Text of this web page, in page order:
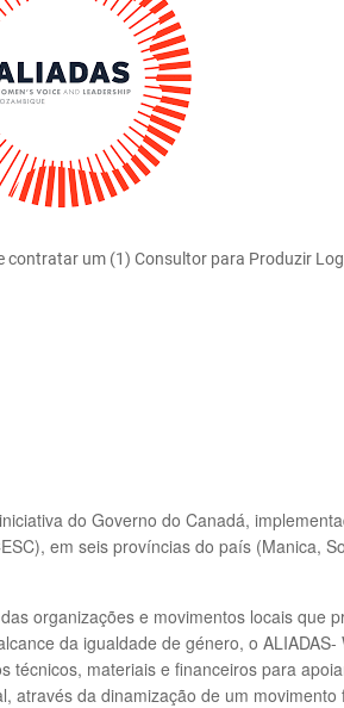
contratar um (1) Consultor para Produzir
do Governo do Canadá,
em seis províncias do país (Manica,
organizações e movimentos locais que
da igualdade de género, o ALIADAS-
técnicos, materiais e financeiros para
através da dinamização de um movimento